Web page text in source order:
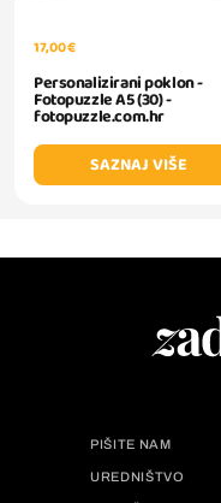
17,00 €
Personalizirani poklon -
Fotopuzzle A5 (30) -
fotopuzzle.com.hr
SAZNAJ VIŠE
PIŠITE NAM
UREDNIŠTVO